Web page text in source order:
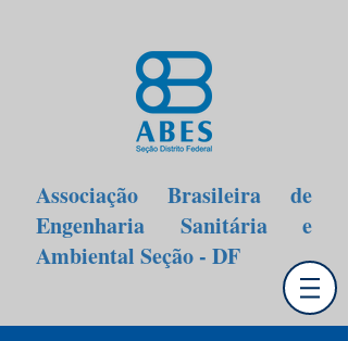
Associação Brasileira de
Engenharia Sanitária e
Ambiental Seção - DF